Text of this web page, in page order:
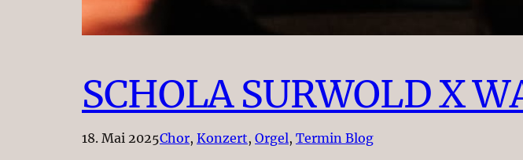
SCHOLA SURWOLD X
18. Mai 2025Chor, Konzert, Orgel, Termin Blog